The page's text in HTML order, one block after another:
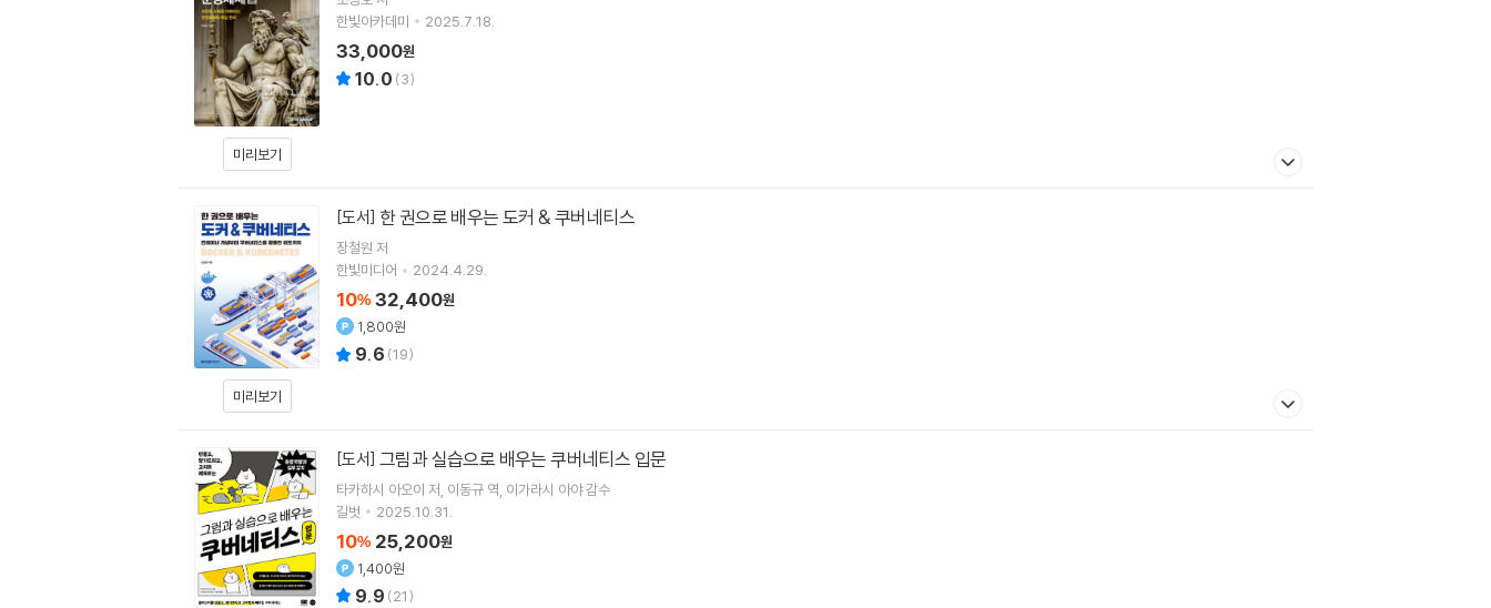
미리보기
한빛아카데미
2025.7.18.
33,000원
10.0 (3)
미리보기
[도서] 한 권으로 배우는 도커 & 쿠버네티스
장철원 저
한빛미디어
2024.4.29.
10% 32,400원
1,800원
9.6 (19)
[도서] 그림과 실습으로 배우는 쿠버네티스 입문
타카하시 아오이 저 이동규 역 이가라시 아야감수
길벗
2025.10.31.
10% 25,200원
1,400원
9.9 (21)